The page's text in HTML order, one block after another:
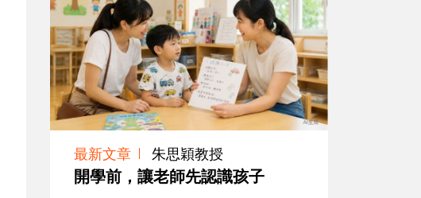
最新文章 朱思穎教授
開學前，讓老師先認識孩子